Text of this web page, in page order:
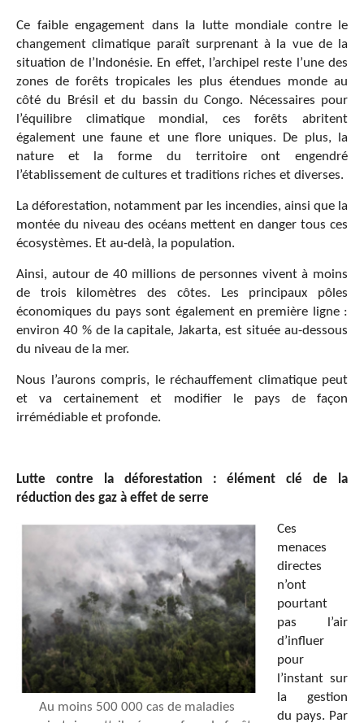
Ce faible engagement dans la lutte mondiale contre le
changement climatique paraît surprenant à la vue de la
situation de l’Indonésie. En effet, l’archipel reste l’une des
zones de forêts tropicales les plus étendues monde au
côté du Brésil et du bassin du Congo. Nécessaires pour
l’équilibre climatique mondial, ces forêts abritent
également une faune et une flore uniques. De plus, la
nature et la forme du territoire ont engendré
l’établissement de cultures et traditions riches et diverses.
La déforestation, notamment par les incendies, ainsi que la
montée du niveau des océans mettent en danger tous ces
écosystèmes. Et au-delà, la population.
Ainsi, autour de 40 millions de personnes vivent à moins
de trois kilomètres des côtes. Les principaux pôles
économiques du pays sont également en première ligne :
environ 40 % de la capitale, Jakarta, est située au-dessous
du niveau de la mer.
Nous l’aurons compris, le réchauffement climatique peut
et va certainement et modifier le pays de façon
irrémédiable et profonde.
Lutte contre la déforestation : élément clé de la
réduction des gaz à effet de serre
Au moins 500 000 cas de maladies
Ces
menaces
directes
n’ont
pourtant
pas l’air
d’influer
pour
l’instant sur
la gestion
du pays. Par